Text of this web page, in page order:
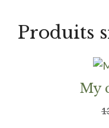
Produits
My